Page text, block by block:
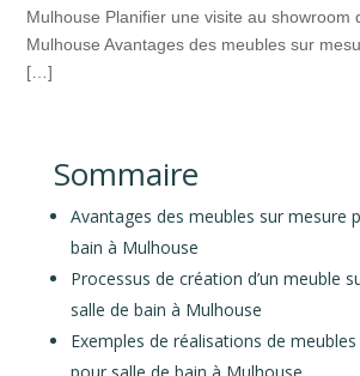
Mulhouse Planifier une visite au showroom
Mulhouse Avantages des meubles sur
[…]
Sommaire
Avantages des meubles sur mesure
bain à Mulhouse
Processus de création d’un meuble
salle de bain à Mulhouse
Exemples de réalisations de